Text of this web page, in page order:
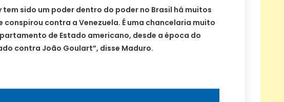
tem sido um poder dentro do poder no Brasil há muitos
conspirou contra a Venezuela. É uma chancelaria muito
de Estado americano, desde a época do
contra João Goulart”, disse Maduro.